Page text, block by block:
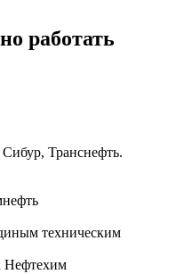
работать
Транснефть.
техническим
Нефтехим